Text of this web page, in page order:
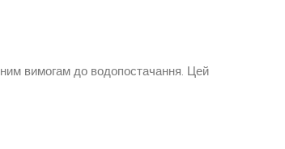
вимогам до водопостачання. Цей